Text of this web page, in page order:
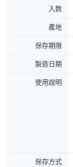
入数
產地
保存期限
製造日期
使用說明
保存方式